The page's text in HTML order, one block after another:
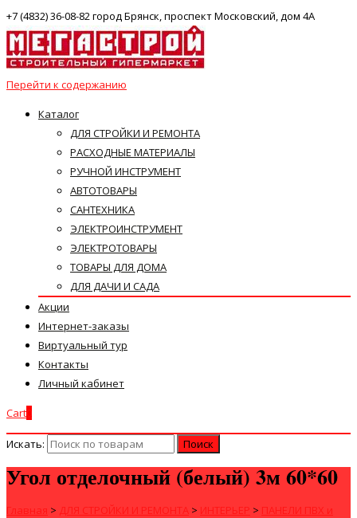
+7 (4832) 36-08-82 город Брянск, проспект Московский, дом 4А
Перейти к содержанию
Каталог
ДЛЯ СТРОЙКИ И РЕМОНТА
РАСХОДНЫЕ МАТЕРИАЛЫ
РУЧНОЙ ИНСТРУМЕНТ
АВТОТОВАРЫ
САНТЕХНИКА
ЭЛЕКТРОИНСТРУМЕНТ
ЭЛЕКТРОТОВАРЫ
ТОВАРЫ ДЛЯ ДОМА
ДЛЯ ДАЧИ И САДА
Акции
Интернет-заказы
Виртуальный тур
Контакты
Личный кабинет
Cart
Искать:
Угол отделочный (белый) 3м 60*60
Главная > ДЛЯ СТРОЙКИ И РЕМОНТА > ИНТЕРЬЕР > ПАНЕЛИ ПВХ и